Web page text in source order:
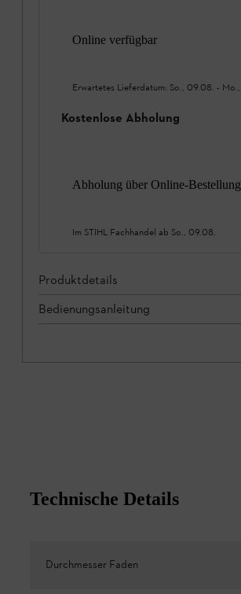
Online verfügbar
Erwartetes Lieferdatum: So., 09.08. -
Kostenlose Abholung
Abholung über Online-
Im STIHL Fachhandel ab So., 09.08.
Produktdetails
Bedienungsanleitung
Technische Details
Durchmesser Faden